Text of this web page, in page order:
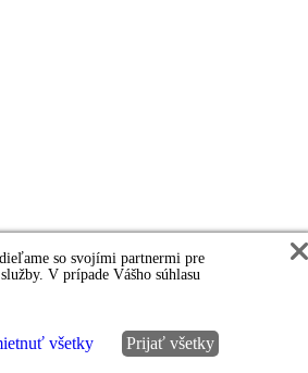
so svojími partnermi pre
V prípade Vášho súhlasu
všetky Prijať všetky